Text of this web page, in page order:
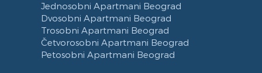
Sušilica za Veš
Fen za Kosu
Papuče
Bade Mantil
Terasa
Posteljina
Peškiri
Zabranjeno pušenje
iPad
Telefon
Čajna Kuhinja
Kuhinja u sklopu Dnevnog Boravka
Trpezarija
Trpezarijski Sto i Stolice
Klinički centar Srbije
Pancevacki most
Ulica Visokog Stevana
Mostarska petlja
Jednosobni Apartmani Beograd
Dvosobni Apartmani Beograd
Trosobni Apartmani Beograd
Četvorosobni Apartmani Beograd
Petosobni Apartmani Beograd